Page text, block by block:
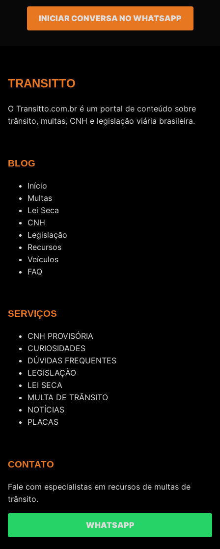
INICIAR CONVERSA NO WHATSAPP
TRANSITTO
O Transitto.com.br é um portal de conteúdo sobre
trânsito, multas, CNH e legislação viária brasileira.
BLOG
Início
Multas
Lei Seca
CNH
Legislação
Recursos
Veículos
FAQ
SERVIÇOS
CNH PROVISÓRIA
CURIOSIDADES
DÚVIDAS FREQUENTES
LEGISLAÇÃO
LEI SECA
MULTA DE TRÂNSITO
NOTÍCIAS
PLACAS
CONTATO
Fale com especialistas em recursos de multas de
trânsito.
WHATSAPP